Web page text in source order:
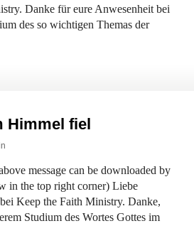
Danke für eure Anwesenheit bei
des so wichtigen Themas der
Himmel fiel
message can be downloaded by
in the top right corner) Liebe
Keep the Faith Ministry. Danke,
Studium des Wortes Gottes im